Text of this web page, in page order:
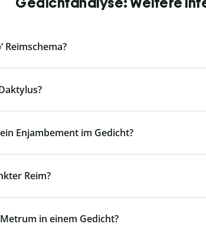
Reimschema?
Enjambement im Gedicht?
Reim?
in einem Gedicht?